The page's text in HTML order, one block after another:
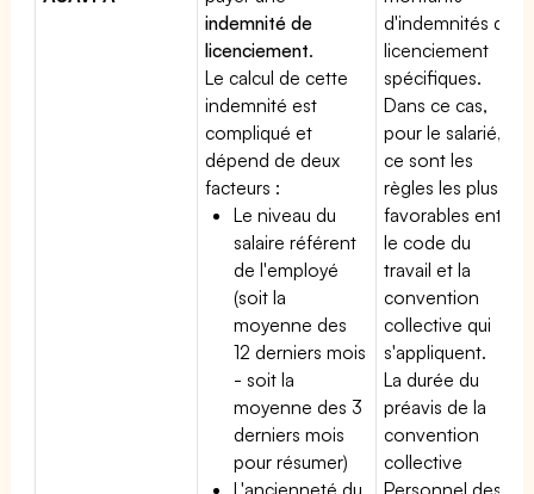
indemnité de
licenciement.
Le calcul de cette
indemnité est
compliqué et
dépend de deux
facteurs :
Le niveau du
salaire référent
de l'employé
(soit la
moyenne des
12 derniers mois
- soit la
moyenne des 3
derniers mois
pour résumer)
L'ancienneté du
d'indemnités de
licenciement
spécifiques.
Dans ce cas,
pour le salarié,
ce sont les
règles les plus
favorables entre
le code du
travail et la
convention
collective qui
s'appliquent.
La durée du
préavis de la
convention
collective
Personnel des